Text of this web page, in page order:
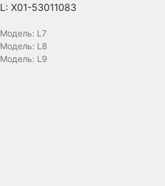
L: X01-53011083
Модель: L7
Модель: L8
Модель: L9